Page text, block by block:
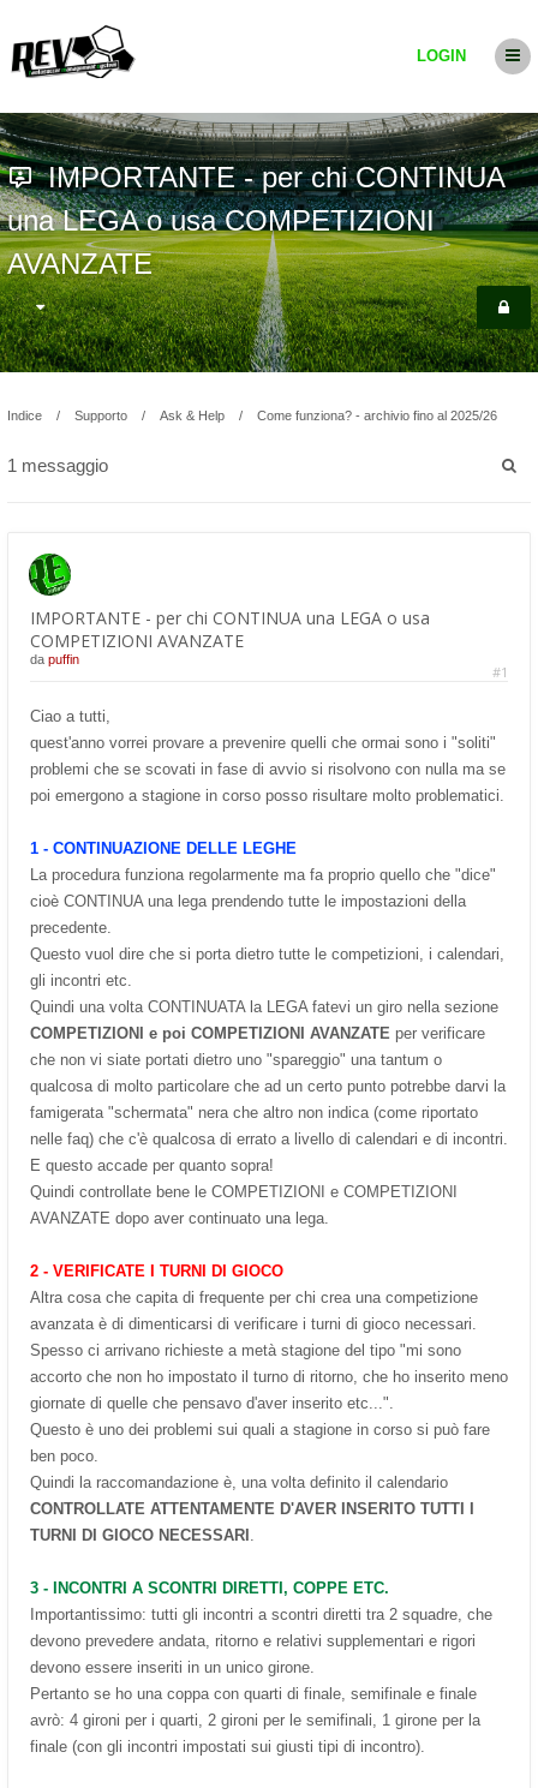
LOGIN
IMPORTANTE - per chi CONTINUA
una LEGA o usa COMPETIZIONI
AVANZATE
Indice Supporto Ask & Help Come funziona? - archivio fino al 2025/26
1 messaggio
IMPORTANTE - per chi CONTINUA una LEGA o usa
COMPETIZIONI AVANZATE
#1
da puffin
Ciao a tutti,
quest'anno vorrei provare a prevenire quelli che ormai sono i "soliti"
problemi che se scovati in fase di avvio si risolvono con nulla ma se
poi emergono a stagione in corso posso risultare molto problematici.
1 - CONTINUAZIONE DELLE LEGHE
La procedura funziona regolarmente ma fa proprio quello che "dice"
cioè CONTINUA una lega prendendo tutte le impostazioni della
precedente.
Questo vuol dire che si porta dietro tutte le competizioni, i calendari,
gli incontri etc.
Quindi una volta CONTINUATA la LEGA fatevi un giro nella sezione
COMPETIZIONI e poi COMPETIZIONI AVANZATE per verificare
che non vi siate portati dietro uno "spareggio" una tantum o
qualcosa di molto particolare che ad un certo punto potrebbe darvi la
famigerata "schermata" nera che altro non indica (come riportato
nelle faq) che c'è qualcosa di errato a livello di calendari e di incontri.
E questo accade per quanto sopra!
Quindi controllate bene le COMPETIZIONI e COMPETIZIONI
AVANZATE dopo aver continuato una lega.
2 - VERIFICATE I TURNI DI GIOCO
Altra cosa che capita di frequente per chi crea una competizione
avanzata è di dimenticarsi di verificare i turni di gioco necessari.
Spesso ci arrivano richieste a metà stagione del tipo "mi sono
accorto che non ho impostato il turno di ritorno, che ho inserito meno
giornate di quelle che pensavo d'aver inserito etc...".
Questo è uno dei problemi sui quali a stagione in corso si può fare
ben poco.
Quindi la raccomandazione è, una volta definito il calendario
CONTROLLATE ATTENTAMENTE D'AVER INSERITO TUTTI I
TURNI DI GIOCO NECESSARI .
3 - INCONTRI A SCONTRI DIRETTI, COPPE ETC.
Importantissimo: tutti gli incontri a scontri diretti tra 2 squadre, che
devono prevedere andata, ritorno e relativi supplementari e rigori
devono essere inseriti in un unico girone.
Pertanto se ho una coppa con quarti di finale, semifinale e finale
avrò: 4 gironi per i quarti, 2 gironi per le semifinali, 1 girone per la
finale (con gli incontri impostati sui giusti tipi di incontro).